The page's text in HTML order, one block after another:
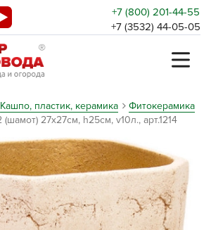
+7 (800) 201-44-55
+7 (3532) 44-05-05
Кашпо, пластик, керамика
Фитокерамика
27х27см, h25см, v10л., арт.1214